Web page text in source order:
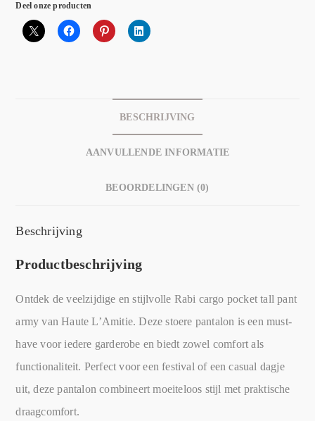
Deel onze producten
BESCHRIJVING
AANVULLENDE INFORMATIE
BEOORDELINGEN (0)
Beschrijving
Productbeschrijving
Ontdek de veelzijdige en stijlvolle Rabi cargo pocket tall pant
army van Haute L’Amitie. Deze stoere pantalon is een must-
have voor iedere garderobe en biedt zowel comfort als
functionaliteit. Perfect voor een festival of een casual dagje
uit, deze pantalon combineert moeiteloos stijl met praktische
draagcomfort.